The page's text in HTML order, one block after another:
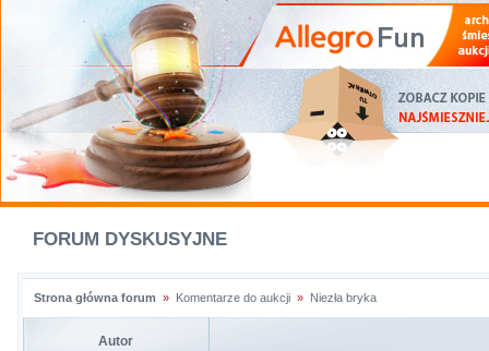
FORUM DYSKUSYJNE
Strona główna forum » Komentarze do aukcji » Niezła bryka
Autor